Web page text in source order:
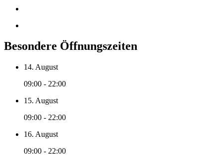
Besondere Öffnungszeiten
14. August
09:00 - 22:00
15. August
09:00 - 22:00
16. August
09:00 - 22:00